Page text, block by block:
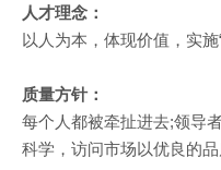
人才理念：
以人为本，体现价值，实施
质量方针：
每个人都被牵扯进去;领导
科学，访问市场以优良的品